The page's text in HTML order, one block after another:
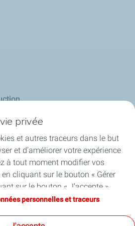
privée
et autres traceurs dans le but
et d’améliorer votre expérience
à tout moment modifier vos
cliquant sur le bouton « Gérer
sur le bouton « J’accepte »,
l’ensemble des cookies. Dans le
au bon fonctionnement du site
personnelles et traceurs